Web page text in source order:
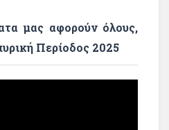
μας αφορούν όλους,
Περίοδος 2025